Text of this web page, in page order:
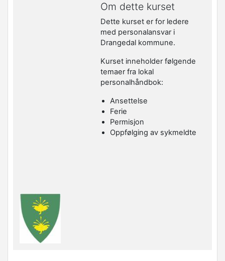
Om dette kurset
Dette kurset er for ledere
med personalansvar i
Drangedal kommune.
Kurset inneholder følgende
temaer fra lokal
personalhåndbok:
Ansettelse
Ferie
Permisjon
Oppfølging av sykmeldte